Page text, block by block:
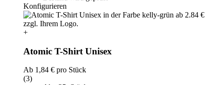
Konfigurieren
+
Atomic T-Shirt Unisex
Ab 1,84 € pro Stück
(3)